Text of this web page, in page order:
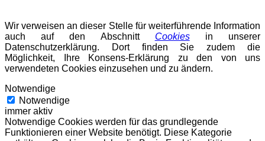
Wir verweisen an dieser Stelle für weiterführende Information
auch auf den Abschnitt Cookiesin unserer
Datenschutzerklärung. Dort finden Sie zudem die
Möglichkeit, Ihre Konsens-Erklärung zu den von uns
verwendeten Cookies einzusehen und zu ändern.
Notwendige
Notwendige
immer aktiv
Notwendige Cookies werden für das grundlegende
Funktionieren einer Website benötigt. Diese Kategorie